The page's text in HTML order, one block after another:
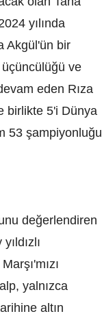
yılında
Akgül'ün bir
ve
eden Rıza
birlikte 5'i Dünya
53 şampiyonluğu
değerlendiren
yalnızca
altın